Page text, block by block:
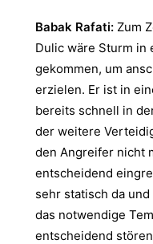
Babak Rafati: Zum
Dulic wäre Sturm in
gekommen, um
erzielen. Er ist in
bereits schnell in
der weitere
den Angreifer nicht
entscheidend
sehr statisch da
das notwendige
entscheidend